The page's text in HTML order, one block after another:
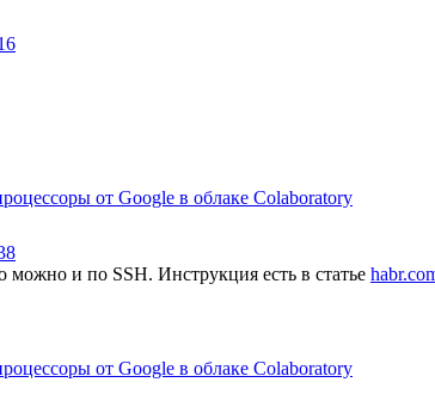
от Google в облаке Colaboratory
можно и по SSH. Инструкция есть в статье
от Google в облаке Colaboratory